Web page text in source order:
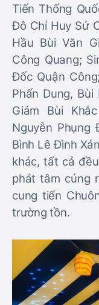
Tiến Thống
Đô Chỉ Huy Sứ
Hầu Bùi Văn
Công Quang;
Đốc Quận
Phấn Dung,
Giám Bùi
Nguyễn Phụng
Bình Lê Đình
khác, tất cả
phát tâm cúng
cung tiến
trường tồn.